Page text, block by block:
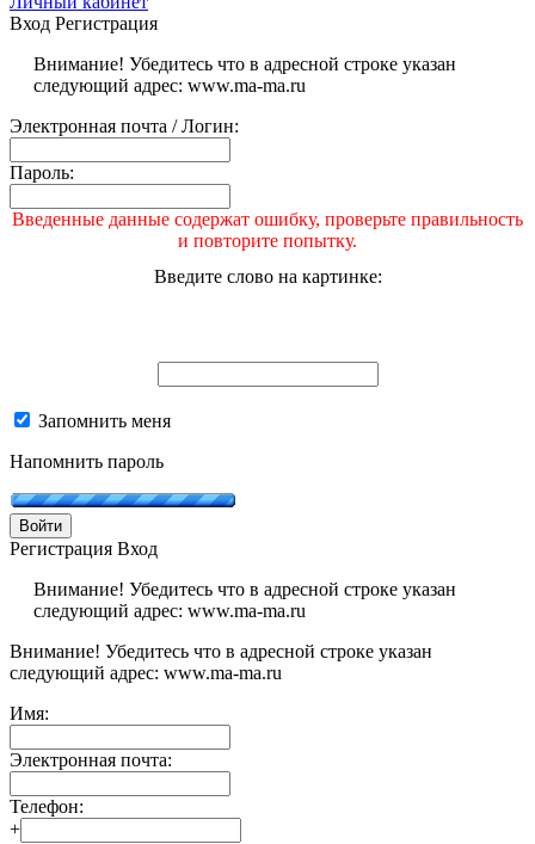
Вход Регистрация
Внимание! Убедитесь что в адресной строке указан
следующий адрес: www.ma-ma.ru
Электронная почта / Логин:
Пароль:
Введенные данные содержат ошибку, проверьте правильность
и повторите попытку.
Введите слово на картинке:
Запомнить меня
Напомнить пароль
Войти
Регистрация Вход
Внимание! Убедитесь что в адресной строке указан
следующий адрес: www.ma-ma.ru
Внимание! Убедитесь что в адресной строке указан
следующий адрес: www.ma-ma.ru
Имя:
Электронная почта:
Телефон:
+